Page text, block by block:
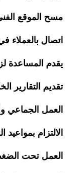
مسح الموقع
اتصال بالعملاء
يقدم المساعدة
تقديم التقارير
العمل الجماعي
الالتزام بمواعيد
العمل تحت